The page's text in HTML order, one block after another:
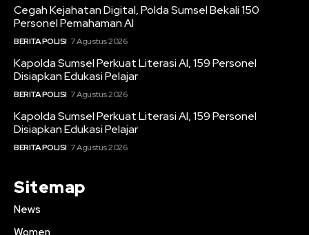
Cegah Kejahatan Digital, Polda Sumsel Bekali 150
Personel Pemahaman AI
BERITA POLISI 7 Agustus 2026
Kapolda Sumsel Perkuat Literasi AI, 159 Personel
Disiapkan Edukasi Pelajar
BERITA POLISI 7 Agustus 2026
Kapolda Sumsel Perkuat Literasi AI, 159 Personel
Disiapkan Edukasi Pelajar
BERITA POLISI 7 Agustus 2026
Sitemap
News